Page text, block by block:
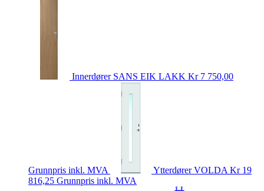
Innerdører SANS EIK LAKK Kr 7 750,00
Grunnpris inkl. MVA YtterdørerVOLDA Kr 19
816,25 Grunnpris inkl. MVA